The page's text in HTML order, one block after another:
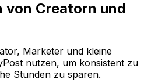
von Creatorn und
Marketer und kleine
nutzen, um konsistent zu
Stunden zu sparen.